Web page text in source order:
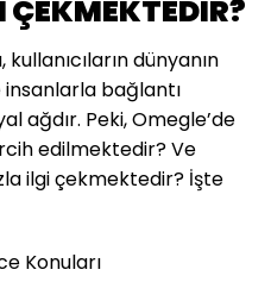
ÇEKMEKTEDIR?
dünyanın
bağlantı
ağdır. Peki, Omegle’de
edilmektedir? Ve
ilgi çekmektedir? İşte
Konuları